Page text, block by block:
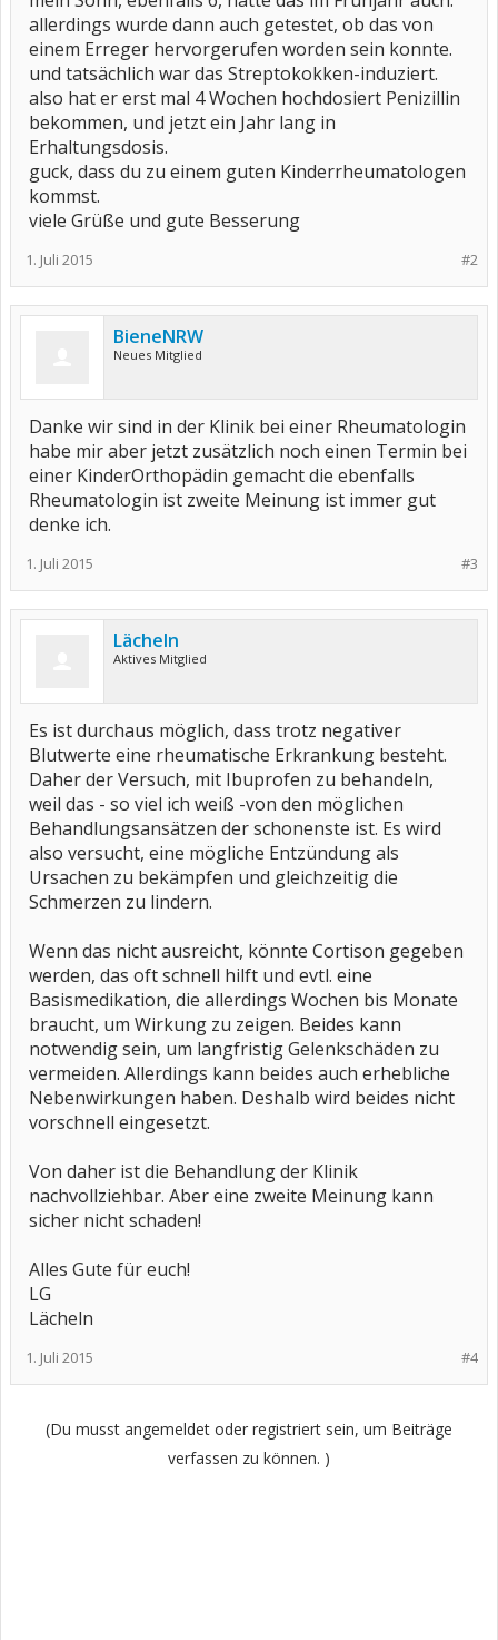
allerdings wurde dann auch getestet, ob das von
einem Erreger hervorgerufen worden sein konnte.
und tatsächlich war das Streptokokken-induziert.
also hat er erst mal 4 Wochen hochdosiert Penizillin
bekommen, und jetzt ein Jahr lang in
Erhaltungsdosis.
guck, dass du zu einem guten Kinderrheumatologen
kommst.
viele Grüße und gute Besserung
#2
1. Juli 2015
BieneNRW
Neues Mitglied
Danke wir sind in der Klinik bei einer Rheumatologin
habe mir aber jetzt zusätzlich noch einen Termin bei
einer KinderOrthopädin gemacht die ebenfalls
Rheumatologin ist zweite Meinung ist immer gut
denke ich.
#3
1. Juli 2015
Lächeln
Aktives Mitglied
Es ist durchaus möglich, dass trotz negativer
Blutwerte eine rheumatische Erkrankung besteht.
Daher der Versuch, mit Ibuprofen zu behandeln,
weil das - so viel ich weiß -von den möglichen
Behandlungsansätzen der schonenste ist. Es wird
also versucht, eine mögliche Entzündung als
Ursachen zu bekämpfen und gleichzeitig die
Schmerzen zu lindern.
Wenn das nicht ausreicht, könnte Cortison gegeben
werden, das oft schnell hilft und evtl. eine
Basismedikation, die allerdings Wochen bis Monate
braucht, um Wirkung zu zeigen. Beides kann
notwendig sein, um langfristig Gelenkschäden zu
vermeiden. Allerdings kann beides auch erhebliche
Nebenwirkungen haben. Deshalb wird beides nicht
vorschnell eingesetzt.
Von daher ist die Behandlung der Klinik
nachvollziehbar. Aber eine zweite Meinung kann
sicher nicht schaden!
Alles Gute für euch!
LG
Lächeln
#4
1. Juli 2015
(Du musst angemeldet oder registriert sein, um Beiträge
verfassen zu können. )